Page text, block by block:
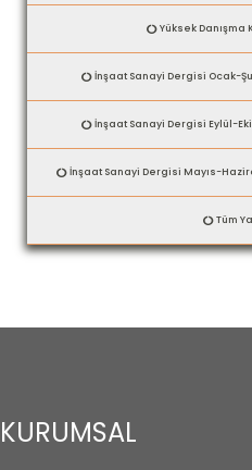
Yüksek Danışma
İnşaat Sanayi Dergisi Ocak-
İnşaat Sanayi Dergisi Eylül-
İnşaat Sanayi Dergisi Mayıs-
Tüm
KURUMSAL